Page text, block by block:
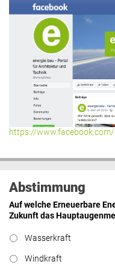
https://
Abstimmung
Auf welche Erneuerbare
Zukunft das
Wasserkraft
Windkraft